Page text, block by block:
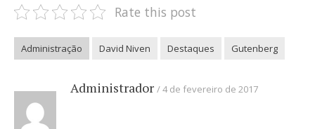
Rate this post
Administração David Niven Destaques Gutenberg
Administrador 4 de fevereiro de 2017